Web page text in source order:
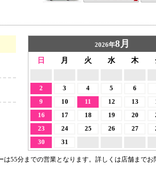
2026年8月
日 月 火 水 木
2
3 4 5 6
9
10 11 12 13
16
17 18 19 20
23
24 25 26 27
30
31
55分までの営業となります。詳しくは店舗までお